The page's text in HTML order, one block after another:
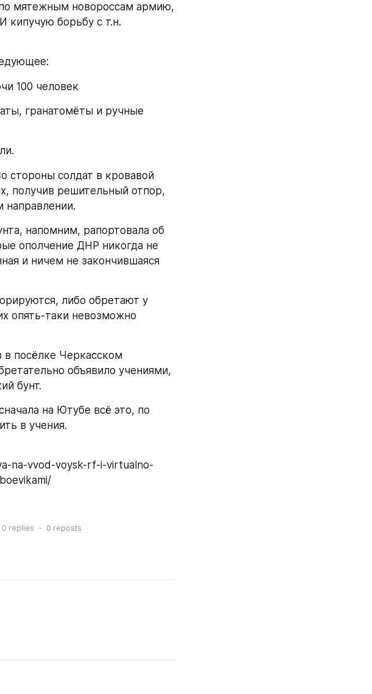
мятежным новороссам армию,
кипучую борьбу с т.н.
100 человек
гранатомёты и ручные
стороны солдат в кровавой
получив решительный отпор,
направлении.
напомним, рапортовала об
ополчение ДНР никогда не
и ничем не закончившаяся
либо обретают у
опять-таки невозможно
в посёлке Черкасском
объявило учениями,
бунт.
на Ютубе всё это, по
в учения.
na-vvod-voysk-rf-i-virtualno-
0 replies 0 reposts